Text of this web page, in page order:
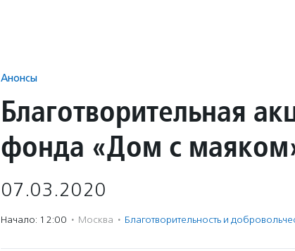
Анонсы
Благотворительная
фонда «Дом с
07.03.2020
Начало: 12:00 · Москва · Благотвори­тель­ность и